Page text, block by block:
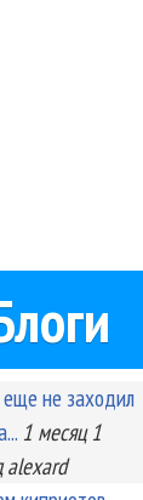
не заходил
1 месяц 1
alexard